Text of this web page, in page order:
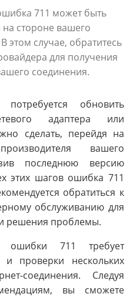
711 может быть
стороне вашего
этом случае, обратитесь
для получения
соединения.
обновить
адаптера или
сделать, перейдя на
вашего
последнюю версию
этих шагов ошибка 711
обратиться к
обслуживанию для
решения проблемы.
ошибки 711 требует
и проверки нескольких
соединения. Следуя
вы сможете